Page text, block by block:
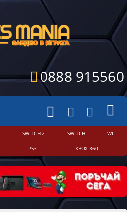
0888 915560
SWITCH 2 SWITCH WII
PS3 XBOX 360